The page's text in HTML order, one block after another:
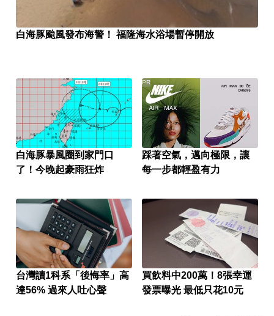
白海豚颱風發布海警！ 福隆海水浴場暫停開放
白海豚暴風圈到家門口
了！今晚起豪雨狂炸
踩著空氣，邁向極限，讓
每一步都輕盈有力
PR
台灣讀1科系「後悔率」高
達56% 過來人吐心聲
買飲料中200萬！8張幸運
發票曝光 最低只花10元